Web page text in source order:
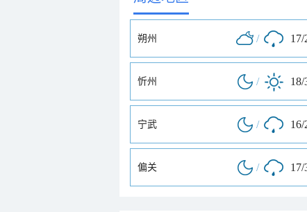
朔州 / 17/
忻州 / 18/
宁武 / 16/
偏关 / 17/